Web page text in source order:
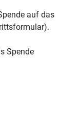
auf das
Spende